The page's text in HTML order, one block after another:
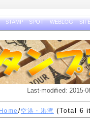
STAMP SPOT WEBLOG
Last-modified: 2015-
Home /空港・港湾 (Total 6